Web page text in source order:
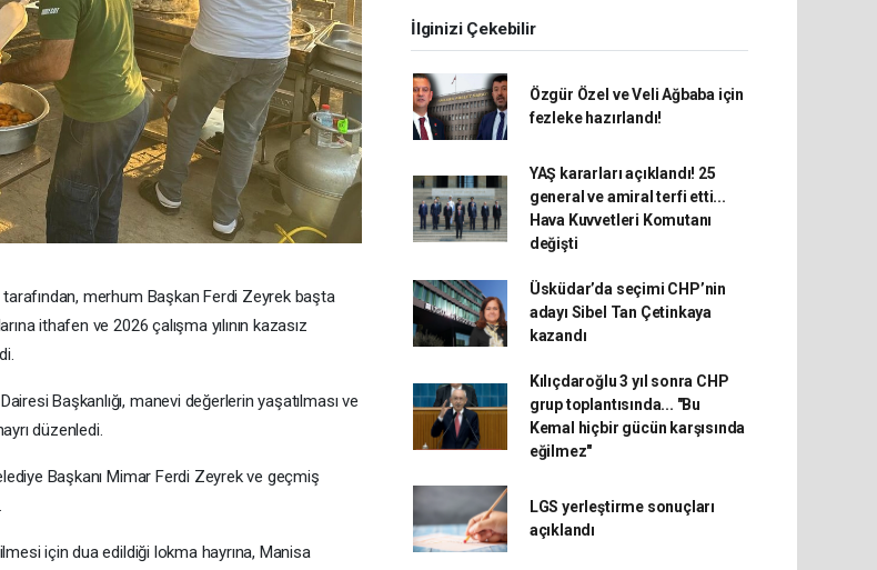
merhum Başkan Ferdi Zeyrek başta
ithafen ve 2026 çalışma yılının kazasız
Başkanlığı, manevi değerlerin yaşatılması ve
düzenledi.
Başkanı Mimar Ferdi Zeyrek ve geçmiş
için dua edildiği lokma hayrına, Manisa
İlginizi Çekebilir
Özgür Özel ve Veli Ağbaba için
fezleke hazırlandı!
YAŞ kararları açıklandı! 25
general ve amiral terfi etti...
Hava Kuvvetleri Komutanı
değişti
Üsküdar’da seçimi CHP’nin
adayı Sibel Tan Çetinkaya
kazandı
Kılıçdaroğlu 3 yıl sonra CHP
grup toplantısında... "Bu
Kemal hiçbir gücün karşısında
eğilmez"
LGS yerleştirme sonuçları
açıklandı